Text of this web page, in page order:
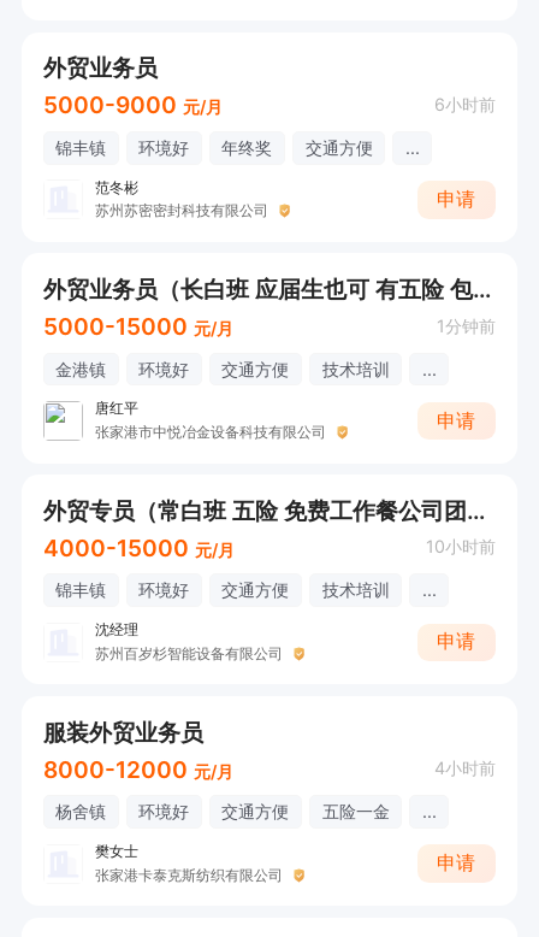
外贸业务员
5000-9000 元/月 6小时前
锦丰镇 环境好 年终奖 交通方便 ...
范冬彬
苏州苏密密封科技有限公司
申请
外贸业务员（长白班 应届生也可 有五险 包吃）
5000-15000 元/月 1分钟前
金港镇 环境好 交通方便 技术培训 ...
唐红平
张家港市中悦冶金设备科技有限公司
申请
外贸专员（常白班 五险 免费工作餐公司团建 节假日福利）
4000-15000 元/月 10小时前
锦丰镇 环境好 交通方便 技术培训 ...
沈经理
苏州百岁杉智能设备有限公司
申请
服装外贸业务员
8000-12000 元/月 4小时前
杨舍镇 环境好 交通方便 五险一金 ...
樊女士
张家港卡泰克斯纺织有限公司
申请